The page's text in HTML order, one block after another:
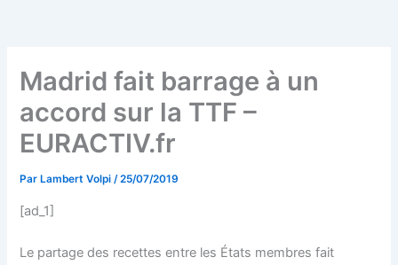
Madrid fait barrage à un
accord sur la TTF –
EURACTIV.fr
Par Lambert Volpi/25/07/2019
[ad_1]
Le partage des recettes entre les États membres fait